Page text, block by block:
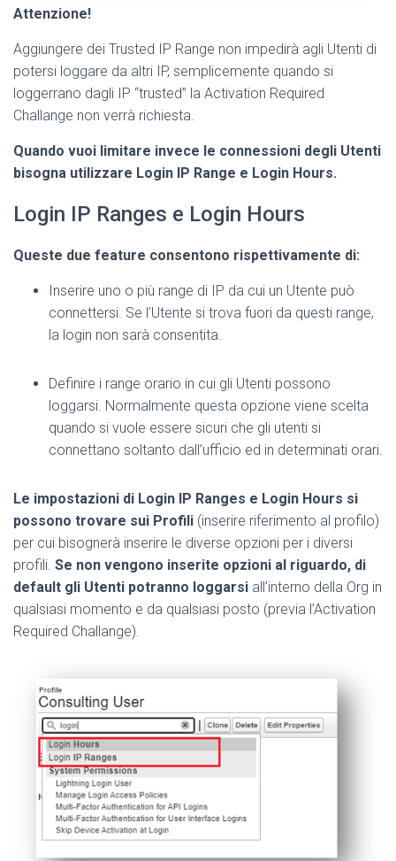
Attenzione!
Aggiungere dei Trusted IP Range non impedirà agli Utenti di
potersi loggare da altri IP, semplicemente quando si
loggerrano dagli IP “trusted” la Activation Required
Challange non verrà richiesta.
Quando vuoi limitare invece le connessioni degli Utenti
bisogna utilizzare Login IP Range e Login Hours.
Login IP Ranges e Login Hours
Queste due feature consentono rispettivamente di:
Inserire uno o più range di IP da cui un Utente può
connettersi. Se l’Utente si trova fuori da questi range,
la login non sarà consentita.
Definire i range orario in cui gli Utenti possono
loggarsi. Normalmente questa opzione viene scelta
quando si vuole essere sicuri che gli utenti si
connettano soltanto dall’ufficio ed in determinati orari.
Le impostazioni di Login IP Ranges e Login Hours si
possono trovare sui Profili (inserire riferimento al profilo)
per cui bisognerà inserire le diverse opzioni per i diversi
profili. Se non vengono inserite opzioni al riguardo, di
default gli Utenti potranno loggarsi all’interno della Org in
qualsiasi momento e da qualsiasi posto (previa l’Activation
Required Challange).